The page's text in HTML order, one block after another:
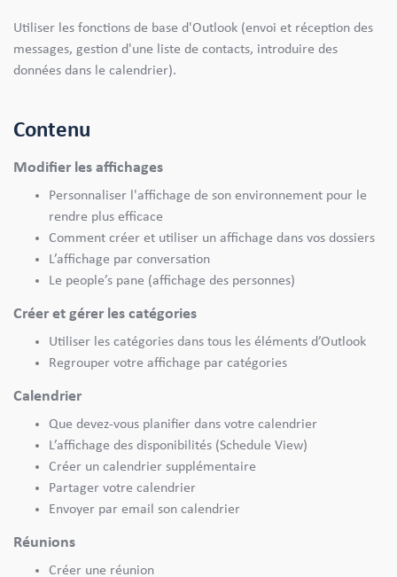
Utiliser les fonctions de base d'Outlook (envoi et réception des
messages, gestion d'une liste de contacts, introduire des
données dans le calendrier).
Contenu
Modifier les affichages
Personnaliser l'affichage de son environnement pour le
rendre plus efficace
Comment créer et utiliser un affichage dans vos dossiers
L’affichage par conversation
Le people’s pane (affichage des personnes)
Créer et gérer les catégories
Utiliser les catégories dans tous les éléments d’Outlook
Regrouper votre affichage par catégories
Calendrier
Que devez-vous planifier dans votre calendrier
L’affichage des disponibilités (Schedule View)
Créer un calendrier supplémentaire
Partager votre calendrier
Envoyer par email son calendrier
Réunions
Créer une réunion